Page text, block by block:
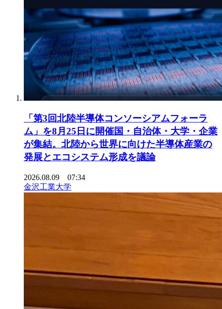
「第3回北陸半導体コンソーシアムフォーラ
ム」を8月25日に開催国・自治体・大学・企業
が集結。北陸から世界に向けた半導体産業の
発展とエコシステム形成を議論
2026.08.09 07:34
金沢工業大学